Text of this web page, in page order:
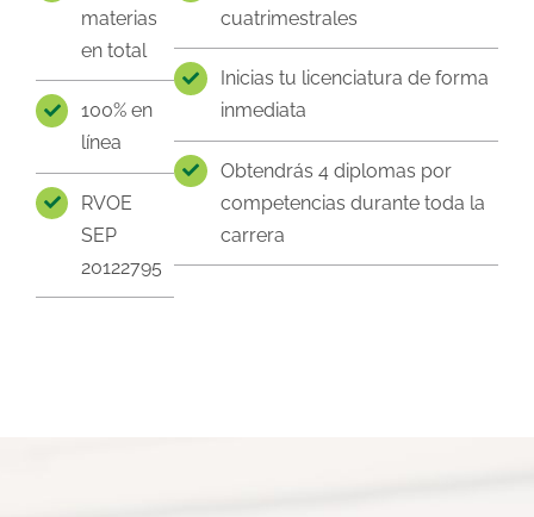
materias
en total
100% en
línea
RVOE
SEP
20122795
cuatrimestrales
Inicias tu licenciatura de forma
inmediata
Obtendrás 4 diplomas por
competencias durante toda la
carrera